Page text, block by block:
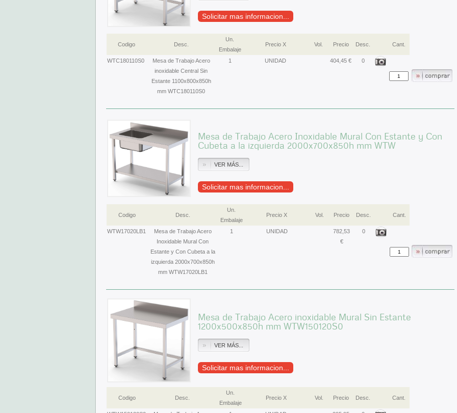
Solicitar mas informacion...
Codigo Desc.
Un.
Embalaje
Precio X Vol. Precio Desc. Cant.
WTC180110S0
Mesa de Trabajo Acero
inoxidable Central Sin
Estante 1100x800x850h
mm WTC180110S0
1 UNIDAD 404,45 € 0
Mesa de Trabajo Acero Inoxidable Mural Con Estante y Con
Cubeta a la izquierda 2000x700x850h mm WTW
VER MÁS...
Solicitar mas informacion...
Codigo Desc.
Un.
Embalaje
Precio X Vol. Precio Desc. Cant.
WTW17020LB1
Mesa de Trabajo Acero
Inoxidable Mural Con
Estante y Con Cubeta a la
izquierda 2000x700x850h
mm WTW17020LB1
1 UNIDAD
782,53
€
0
Mesa de Trabajo Acero inoxidable Mural Sin Estante
1200x500x850h mm WTW150120S0
VER MÁS...
Solicitar mas informacion...
Codigo Desc.
Un.
Embalaje
Precio X Vol. Precio Desc. Cant.